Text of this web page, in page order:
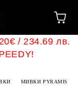
/ 234.69 лв.
МИВКИ PYRAMIS